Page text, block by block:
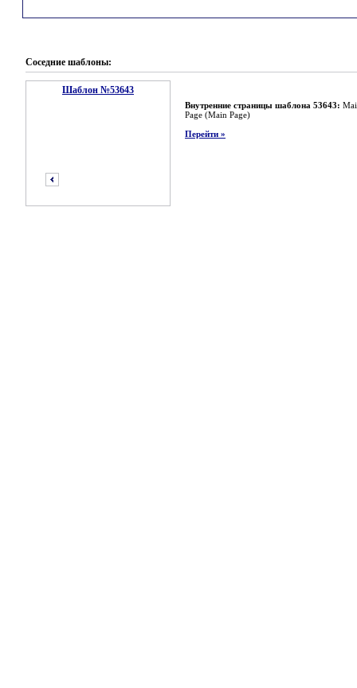
Соседние шаблоны:
Шаблон №53643
Внутренние страницы шаблона 53643:
Page (Main Page)
Перейти »